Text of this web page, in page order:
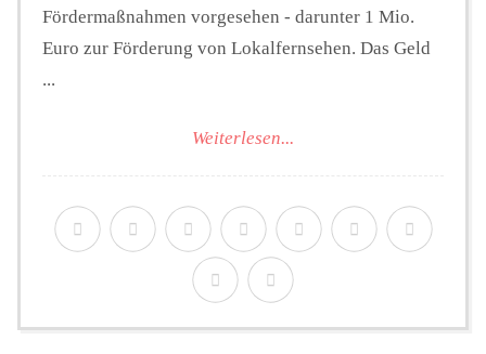
Fördermaßnahmen vorgesehen - darunter 1 Mio.
Euro zur Förderung von Lokalfernsehen. Das Geld
...
Weiterlesen...